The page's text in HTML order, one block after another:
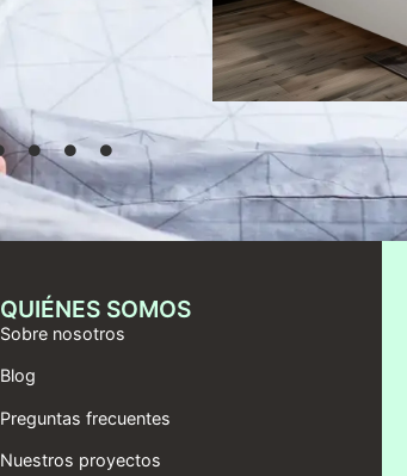
QUIÉNES SOMOS
Sobre nosotros
Blog
Preguntas frecuentes
Nuestros proyectos